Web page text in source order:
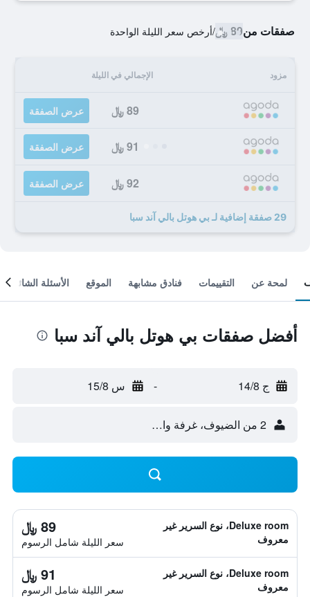
صفقات من89 ﷼ /أرخص سعر الليلة الواحدة
مزود الإجمالي في الليلة
89 ﷼ عرض الصفقة
91 ﷼ عرض الصفقة
92 ﷼ عرض الصفقة
29 صفقة إضافية لـ بي هوتل بالي آند سبا
لمحة عن التقييمات فنادق مشابهة الموقع الأسئلة الشائعة
أفضل صفقات بي هوتل بالي آند سبا
ج 14/8 - س 15/8
2 من الضيوف، غرفة واحدة
Deluxe room، نوع السرير غير
معروف
89 ﷼
سعر الليلة شامل الرسوم
Deluxe room، نوع السرير غير
معروف
91 ﷼
سعر الليلة شامل الرسوم